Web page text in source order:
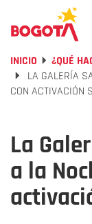
INICIO ¿QUÉ
LA GALERÍA
CON ACTIVACIÓN
La
a la